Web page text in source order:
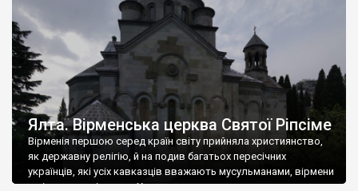
Ялта. Вірменська церква Святої Ріпсіме
Вірменія першою серед країн світу прийняла християнство,
як державну релігію, й на подив багатьох пересічних
українців, які усіх кавказців вважають мусульманами, вірмени
є відданими вірянами Христа